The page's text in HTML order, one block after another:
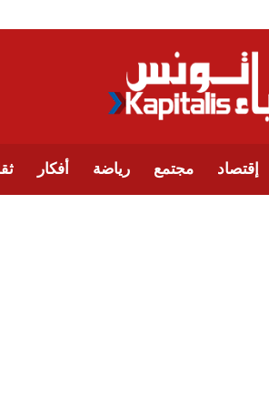
إقتصاد مجتمع رياضة أفكار